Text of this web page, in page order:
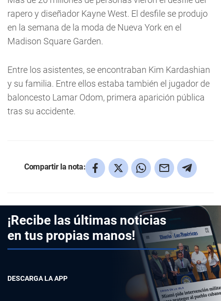
rapero y diseñador Kayne West. El desfile se produjo
en la semana de la moda de Nueva York en el
Madison Square Garden.
Entre los asistentes, se encontraban Kim Kardashian
y su familia. Entre ellos estaba también el jugador de
baloncesto Lamar Odom, primera aparición pública
tras su accidente.
Compartir la nota:
¡Recibe las últimas noticias
en tus propias manos!
DESCARGA LA APP